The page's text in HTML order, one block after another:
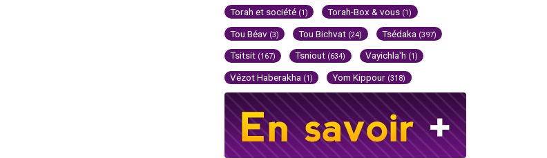
Torah et société (1) Torah-Box & vous (1)
Tou Béav (3) Tou Bichvat (24) Tsédaka (397)
Tsitsit (167) Tsniout (634) Vayichla'h (1)
Vézot Haberakha (1) Yom Kippour (318)